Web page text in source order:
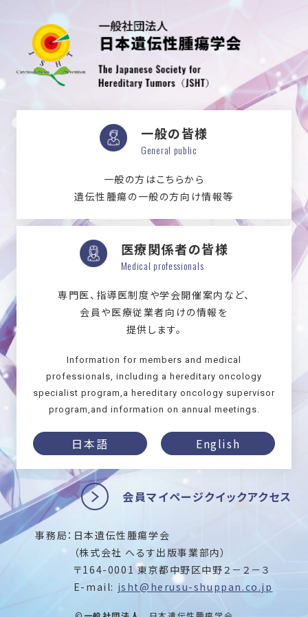
一般の皆様
General public
一般の方はこちらから
遺伝性腫瘍の一般の方向け情報等
医療関係者の皆様
Medical professionals
専門医、指導医制度や学会開催案内など、
会員や医療従業者向けの情報を
提供します。
Information for members and medical
professionals, including a hereditary oncology
specialist program,a hereditary oncology supervisor
program,and information on annual meetings.
日本語 English
会員マイページクイックアクセス
事務局： 日本遺伝性腫瘍学会
（株式会社 へるす出版事業部内）
〒164-0001 東京都中野区中野２－２－３
E-mail: jsht@herusu-shuppan.co.jp